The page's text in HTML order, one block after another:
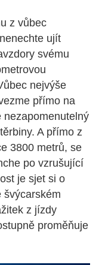
z vůbec
ujít
svému
nejvýše
přímo na
nezapomenutelný
A přímo z
3800 metrů, se
po vzrušující
je sjet si o
švýcarském
z jízdy
proměňuje